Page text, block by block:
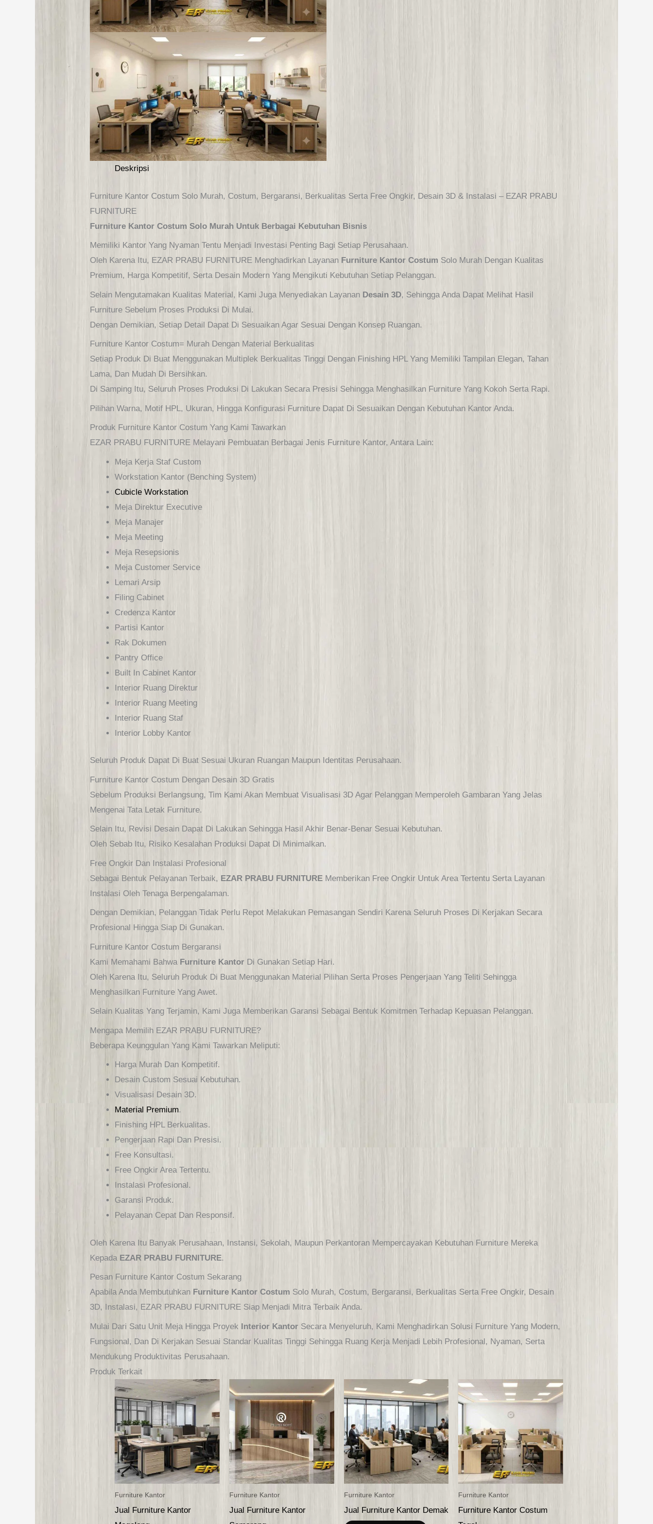
Deskripsi
Furniture Kantor Costum Solo Murah, Costum, Bergaransi, Berkualitas Serta Free Ongkir, Desain 3D & Instalasi – EZAR PRABU
FURNITURE
Furniture Kantor Costum Solo Murah Untuk Berbagai Kebutuhan Bisnis
Memiliki Kantor Yang Nyaman Tentu Menjadi Investasi Penting Bagi Setiap Perusahaan.
Oleh Karena Itu, EZAR PRABU FURNITURE Menghadirkan Layanan Furniture Kantor Costum Solo Murah Dengan Kualitas
Premium, Harga Kompetitif, Serta Desain Modern Yang Mengikuti Kebutuhan Setiap Pelanggan.
Selain Mengutamakan Kualitas Material, Kami Juga Menyediakan Layanan Desain 3D, Sehingga Anda Dapat Melihat Hasil
Furniture Sebelum Proses Produksi Di Mulai.
Dengan Demikian, Setiap Detail Dapat Di Sesuaikan Agar Sesuai Dengan Konsep Ruangan.
Furniture Kantor Costum= Murah Dengan Material Berkualitas
Setiap Produk Di Buat Menggunakan Multiplek Berkualitas Tinggi Dengan Finishing HPL Yang Memiliki Tampilan Elegan, Tahan
Lama, Dan Mudah Di Bersihkan.
Di Samping Itu, Seluruh Proses Produksi Di Lakukan Secara Presisi Sehingga Menghasilkan Furniture Yang Kokoh Serta Rapi.
Pilihan Warna, Motif HPL, Ukuran, Hingga Konfigurasi Furniture Dapat Di Sesuaikan Dengan Kebutuhan Kantor Anda.
Produk Furniture Kantor Costum Yang Kami Tawarkan
EZAR PRABU FURNITURE Melayani Pembuatan Berbagai Jenis Furniture Kantor, Antara Lain:
Meja Kerja Staf Custom
Workstation Kantor (benching System)
Cubicle Workstation
Meja Direktur Executive
Meja Manajer
Meja Meeting
Meja Resepsionis
Meja Customer Service
Lemari Arsip
Filing Cabinet
Credenza Kantor
Partisi Kantor
Rak Dokumen
Pantry Office
Built In Cabinet Kantor
Interior Ruang Direktur
Interior Ruang Meeting
Interior Ruang Staf
Interior Lobby Kantor
Seluruh Produk Dapat Di Buat Sesuai Ukuran Ruangan Maupun Identitas Perusahaan.
Furniture Kantor Costum Dengan Desain 3D Gratis
Sebelum Produksi Berlangsung, Tim Kami Akan Membuat Visualisasi 3D Agar Pelanggan Memperoleh Gambaran Yang Jelas
Mengenai Tata Letak Furniture.
Selain Itu, Revisi Desain Dapat Di Lakukan Sehingga Hasil Akhir Benar-Benar Sesuai Kebutuhan.
Oleh Sebab Itu, Risiko Kesalahan Produksi Dapat Di Minimalkan.
Free Ongkir Dan Instalasi Profesional
Sebagai Bentuk Pelayanan Terbaik, EZAR PRABU FURNITURE Memberikan Free Ongkir Untuk Area Tertentu Serta Layanan
Instalasi Oleh Tenaga Berpengalaman.
Dengan Demikian, Pelanggan Tidak Perlu Repot Melakukan Pemasangan Sendiri Karena Seluruh Proses Di Kerjakan Secara
Profesional Hingga Siap Di Gunakan.
Furniture Kantor Costum Bergaransi
Kami Memahami Bahwa Furniture Kantor Di Gunakan Setiap Hari.
Oleh Karena Itu, Seluruh Produk Di Buat Menggunakan Material Pilihan Serta Proses Pengerjaan Yang Teliti Sehingga
Menghasilkan Furniture Yang Awet.
Selain Kualitas Yang Terjamin, Kami Juga Memberikan Garansi Sebagai Bentuk Komitmen Terhadap Kepuasan Pelanggan.
Mengapa Memilih EZAR PRABU FURNITURE?
Beberapa Keunggulan Yang Kami Tawarkan Meliputi:
Harga Murah Dan Kompetitif.
Desain Custom Sesuai Kebutuhan.
Visualisasi Desain 3D.
Material Premium.
Finishing HPL Berkualitas.
Pengerjaan Rapi Dan Presisi.
Free Konsultasi.
Free Ongkir Area Tertentu.
Instalasi Profesional.
Garansi Produk.
Pelayanan Cepat Dan Responsif.
Oleh Karena Itu Banyak Perusahaan, Instansi, Sekolah, Maupun Perkantoran Mempercayakan Kebutuhan Furniture Mereka
Kepada EZAR PRABU FURNITURE.
Pesan Furniture Kantor Costum Sekarang
Apabila Anda Membutuhkan Furniture Kantor Costum Solo Murah, Costum, Bergaransi, Berkualitas Serta Free Ongkir, Desain
3D, Instalasi, EZAR PRABU FURNITURE Siap Menjadi Mitra Terbaik Anda.
Mulai Dari Satu Unit Meja Hingga Proyek Interior Kantor Secara Menyeluruh, Kami Menghadirkan Solusi Furniture Yang Modern,
Fungsional, Dan Di Kerjakan Sesuai Standar Kualitas Tinggi Sehingga Ruang Kerja Menjadi Lebih Profesional, Nyaman, Serta
Mendukung Produktivitas Perusahaan.
Produk Terkait
Furniture Kantor
Jual Furniture Kantor
Furniture Kantor
Jual Furniture Kantor
Furniture Kantor
Jual Furniture Kantor Demak
Furniture Kantor
Furniture Kantor Costum